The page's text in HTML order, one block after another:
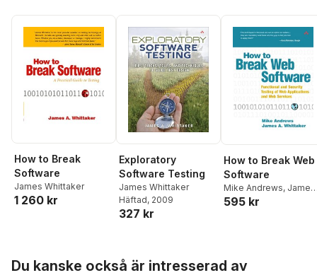
How to Break
Software
James Whittaker
1 260 kr
Exploratory
Software Testing
James Whittaker
Häftad, 2009
327 kr
How to Break Web
Software
Mike Andrews, James
Whittaker
595 kr
Du kanske också är intresserad av